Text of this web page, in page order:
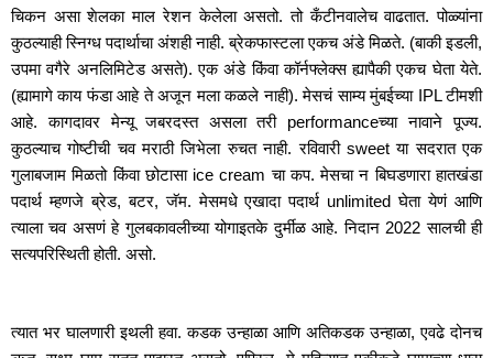
चिकन असा शेलका माल रेशन केलेला असतो. तो कँटीनवालेच वाढतात. पोळ्यांना
कुठल्याही स्निग्ध पदार्थाचा अंशही नाही. ब्रेकफास्टला एकच अंडे मिळते. (बाकी इडली,
उपमा वगैरे अनलिमिटेड असते). एक अंडे किंवा कॉर्नफ्लेक्स ह्यापैकी एकच घेता येते.
(ह्यामागे काय फंडा आहे ते अजून मला कळले नाही). मेसचं साम्य मुंबईच्या IPL टीमशी
आहे. कागदावर मेन्यू जबरदस्त असला तरी performanceच्या नावाने पूज्य.
कुठल्याच गोष्टीची चव मराठी जिभेला रुचत नाही. रविवारी sweet या सदरात एक
गुलाबजाम मिळतो किंवा छोटासा ice cream चा कप. मेसचा न बिघडणारा हातखंडा
पदार्थ म्हणजे ब्रेड, बटर, जॅम. मेसमधे एखादा पदार्थ unlimited घेता येणं आणि
त्याला चव असणं हे गुलबकावलीच्या योगाइतके दुर्मीळ आहे. निदान 2022 सालची ही
सत्यपरिस्थिती होती. असो.
त्यात भर घालणारी इथली हवा. कडक उन्हाळा आणि अतिकडक उन्हाळा, एवढे दोनच